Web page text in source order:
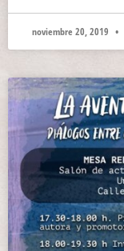
noviembre 20, 2019